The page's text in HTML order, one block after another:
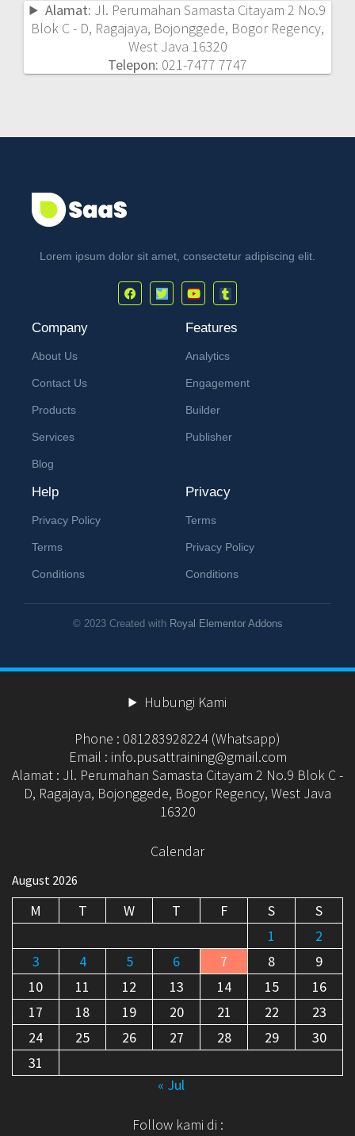
Alamat: Jl. Perumahan Samasta Citayam 2 No.9
Blok C - D, Ragajaya, Bojonggede, Bogor Regency,
West Java 16320
Telepon: 021-7477 7747
Lorem ipsum dolor sit amet, consectetur adipiscing elit.
Company
About Us
Contact Us
Products
Services
Blog
Features
Analytics
Engagement
Builder
Publisher
Help
Privacy Policy
Terms
Conditions
Privacy
Terms
Privacy Policy
Conditions
© 2023 Created with Royal Elementor Addons
Hubungi Kami
Phone : 081283928224 (Whatsapp)
Email : info.pusattraining@gmail.com
Alamat : Jl. Perumahan Samasta Citayam 2 No.9 Blok C -
D, Ragajaya, Bojonggede, Bogor Regency, West Java
16320
Calendar
August 2026
M T W T F S
S
1
2
3
4 5 6 7 8
9
10
11 12 13 14 15
16
17
18 19 20 21 22
23
24
25 26 27 28 29
30
31
« Jul
Follow kami di :